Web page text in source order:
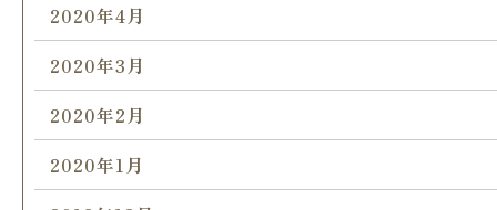
2020年4月
2020年3月
2020年2月
2020年1月